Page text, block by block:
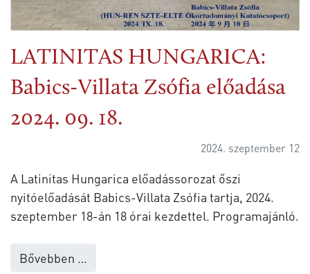
LATINITAS HUNGARICA:
Babics-Villata Zsófia előadása
2024. 09. 18.
2024. szeptember 12
A Latinitas Hungarica előadássorozat őszi
nyitóelőadását Babics-Villata Zsófia tartja, 2024.
szeptember 18-án 18 órai kezdettel. Programajánló.
Bővebben …